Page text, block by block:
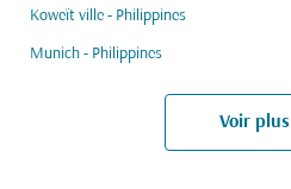
Koweït ville - Philippines
Munich - Philippines
Voir plus